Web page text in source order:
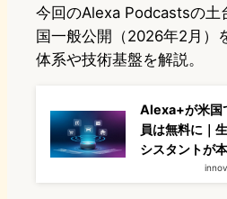
今回のAlexa Podcastsの土
国一般公開（2026年2月）
体系や技術基盤を解説。
Alexa+が米国
員は無料に｜
シスタントが